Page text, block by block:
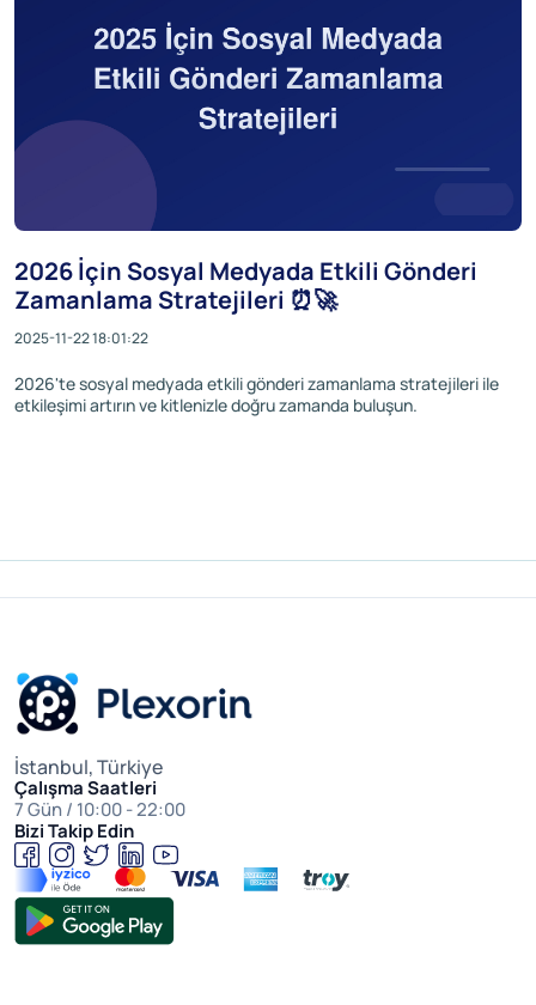
2026 İçin Sosyal Medyada Etkili Gönderi
Zamanlama Stratejileri ⏰🚀
2025-11-22 18:01:22
2026'te sosyal medyada etkili gönderi zamanlama stratejileri ile
etkileşimi artırın ve kitlenizle doğru zamanda buluşun.
İstanbul, Türkiye
Çalışma Saatleri
7 Gün / 10:00 - 22:00
Bizi Takip Edin